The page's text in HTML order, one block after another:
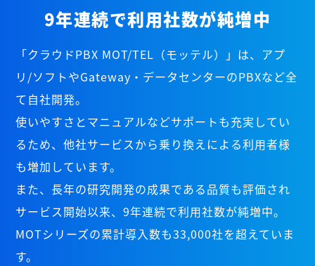
9年連続で利用社数が純増中
「クラウドPBX MOT/TEL（モッテル）」は、アプ
リ/ソフトやGateway・データセンターのPBXなど全
て自社開発。
使いやすさとマニュアルなどサポートも充実してい
るため、他社サービスから乗り換えによる利用者様
も増加しています。
また、長年の研究開発の成果である品質も評価され
サービス開始以来、9年連続で利用社数が純増中。
MOTシリーズの累計導入数も33,000社を超えていま
す。